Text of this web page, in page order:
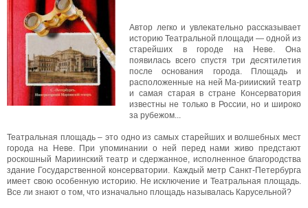
Автор легко и увлекательно рассказывает
историю Театральной площади — одной из
старейших в городе на Неве. Она
появилась всего спустя три десятилетия
после основания города. Площадь и
расположенные на ней Ма-риииский театр
и самая старая в стране Консерватория
известны не только в России, но и широко
за рубежом...
Театральная площадь – это одно из самых старейших и волшебных мест
города на Неве. При упоминании о ней перед нами живо предстают
роскошный Мариинский театр и сдержанное, исполненное благородства
здание Государственной консерватории. Каждый метр Санкт-Петербурга
имеет свою особенную историю. Не исключение и Театральная площадь.
Все ли знают о том, что изначально площадь называлась Карусельной?